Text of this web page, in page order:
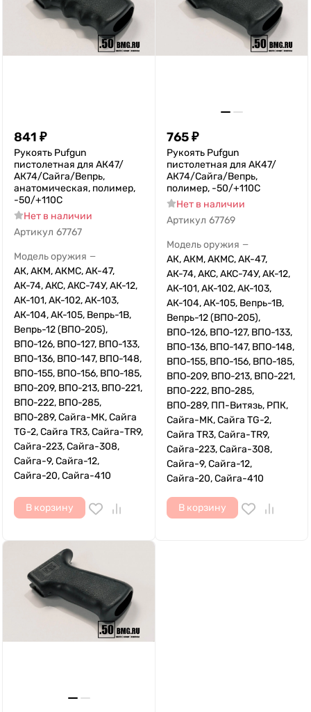
841 ₽
Рукоять Pufgun
пистолетная для АК47/
АК74/Сайга/Вепрь,
анатомическая, полимер,
-50/+110С
Нет в наличии
Артикул 67767
Модель оружия —
АК, АКМ, АКМС, АК-47,
АК-74, АКС, АКС-74У, АК-12,
АК-101, АК-102, АК-103,
АК-104, АК-105, Вепрь-1В,
Вепрь-12 (ВПО-205),
ВПО-126, ВПО-127, ВПО-133,
ВПО-136, ВПО-147, ВПО-148,
ВПО-155, ВПО-156, ВПО-185,
ВПО-209, ВПО-213, ВПО-221,
ВПО-222, ВПО-285,
ВПО-289, Сайга-МК, Сайга
TG-2, Сайга TR3, Сайга-TR9,
Сайга-223, Сайга-308,
Сайга-9, Сайга-12,
Сайга-20, Сайга-410
В корзину
765₽
Рукоять Pufgun
пистолетная для АК47/
АК74/Сайга/Вепрь,
полимер, -50/+110С
Нет в наличии
Артикул 67769
Модель оружия —
АК, АКМ, АКМС, АК-47,
АК-74, АКС, АКС-74У, АК-12,
АК-101, АК-102, АК-103,
АК-104, АК-105, Вепрь-1В,
Вепрь-12 (ВПО-205),
ВПО-126, ВПО-127, ВПО-133,
ВПО-136, ВПО-147, ВПО-148,
ВПО-155, ВПО-156, ВПО-185,
ВПО-209, ВПО-213, ВПО-221,
ВПО-222, ВПО-285,
ВПО-289, ПП-Витязь, РПК,
Сайга-МК, Сайга TG-2,
Сайга TR3, Сайга-TR9,
Сайга-223, Сайга-308,
Сайга-9, Сайга-12,
Сайга-20, Сайга-410
В корзину